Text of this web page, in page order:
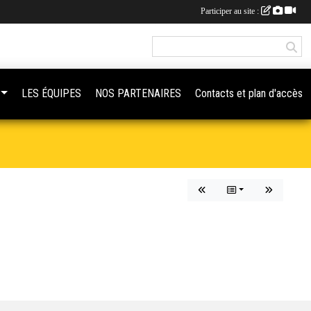
LES ÉQUIPES NOS PARTENAIRES Contacts et plan d'accès
Participer au site :